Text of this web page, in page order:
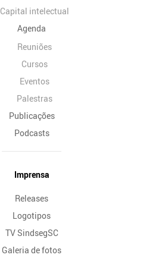
Capital intelectual
Agenda
Reuniões
Cursos
Eventos
Palestras
Publicações
Podcasts
Imprensa
Releases
Logotipos
TV SindsegSC
Galeria de fotos